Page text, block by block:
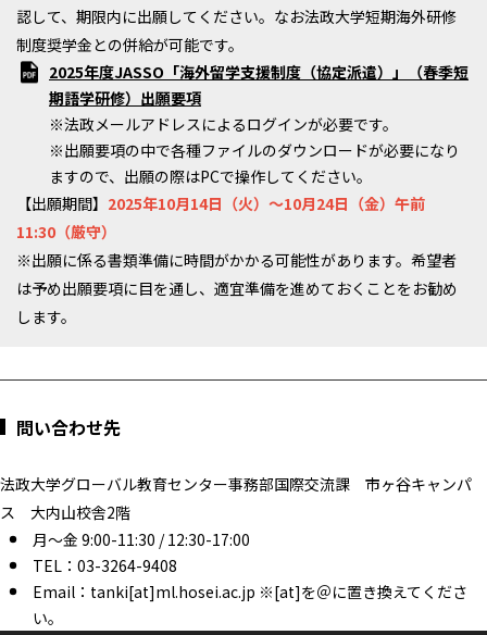
認して、期限内に出願してください。なお法政大学短期海外研修
制度奨学金との併給が可能です。
2025年度JASSO「海外留学支援制度（協定派遣）」（春季短
期語学研修）出願要項
※法政メールアドレスによるログインが必要です。
※出願要項の中で各種ファイルのダウンロードが必要になり
ますので、出願の際はPCで操作してください。
【出願期間】 2025年10月14日（火）～10月24日（金）午前
11:30（厳守）
※出願に係る書類準備に時間がかかる可能性があります。希望者
は予め出願要項に目を通し、適宜準備を進めておくことをお勧め
します。
問い合わせ先
法政大学グローバル教育センター事務部国際交流課 市ヶ谷キャンパ
ス 大内山校舎2階
月～金 9:00-11:30 / 12:30-17:00
TEL：03-3264-9408
Email：tanki[at]ml.hosei.ac.jp ※[at]を＠に置き換えてくださ
い。